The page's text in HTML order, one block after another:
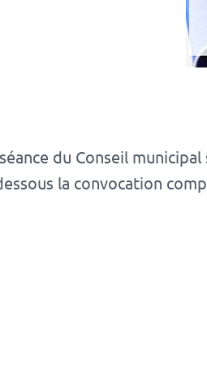
du Conseil
la convocation